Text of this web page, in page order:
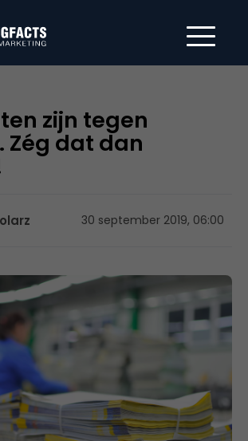
zijn tegen
Zég dat dan
30 september 2019, 06:00